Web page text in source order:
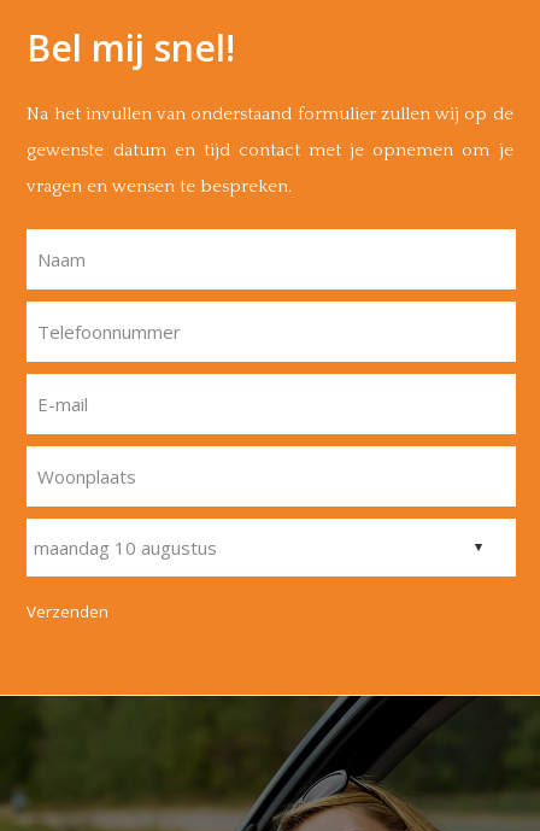
Bel mij snel!
Na het invullen van onderstaand formulier zullen wij op de
gewenste datum en tijd contact met je opnemen om je
vragen en wensen te bespreken.
Naam
Telefoonnummer
E-mail
Woonplaats
Verzenden